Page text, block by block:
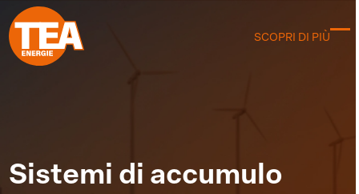
Skip
to
content
SCOPRI DI PIÙ
Sistemi di accumulo